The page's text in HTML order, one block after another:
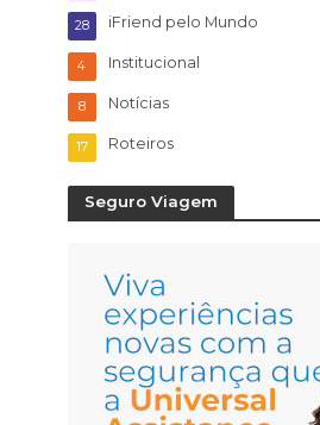
iFriend pelo Mundo
28
Institucional
4
Notícias
8
Roteiros
17
Seguro Viagem